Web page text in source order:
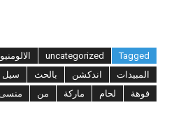
Tagged
uncategorized الالومنيوم
المبيدات
اندكشن بالحث سيل
فوهة
لحام ماركة من منسى